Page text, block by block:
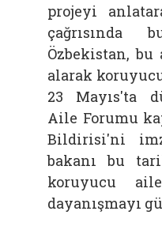
projeyi
çağrısında
Özbekistan,
alarak
23 Mayıs'ta
Aile Forumu
Bildirisi'ni
bakanı bu
koruyucu
dayanışmayı